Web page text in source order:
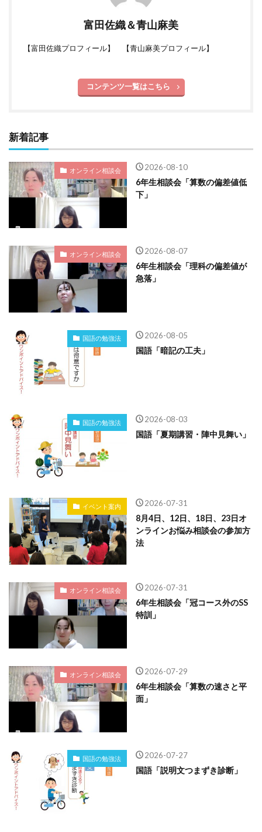
富田佐織＆青山麻美
【富田佐織プロフィール】 【青山麻美プロフィール】
コンテンツ一覧はこちら
新着記事
オンライン相談会 2026-08-10
6年生相談会「算数の偏差値低
下」
オンライン相談会 2026-08-07
6年生相談会「理科の偏差値が
急落」
国語の勉強法 2026-08-05
国語「暗記の工夫」
国語の勉強法 2026-08-03
国語「夏期講習・陣中見舞い」
イベント案内 2026-07-31
8月4日、12日、18日、23日オ
ンラインお悩み相談会の参加方
法
オンライン相談会 2026-07-31
6年生相談会「冠コース外のSS
特訓」
オンライン相談会 2026-07-29
6年生相談会「算数の速さと平
面」
国語の勉強法 2026-07-27
国語「説明文つまずき診断」